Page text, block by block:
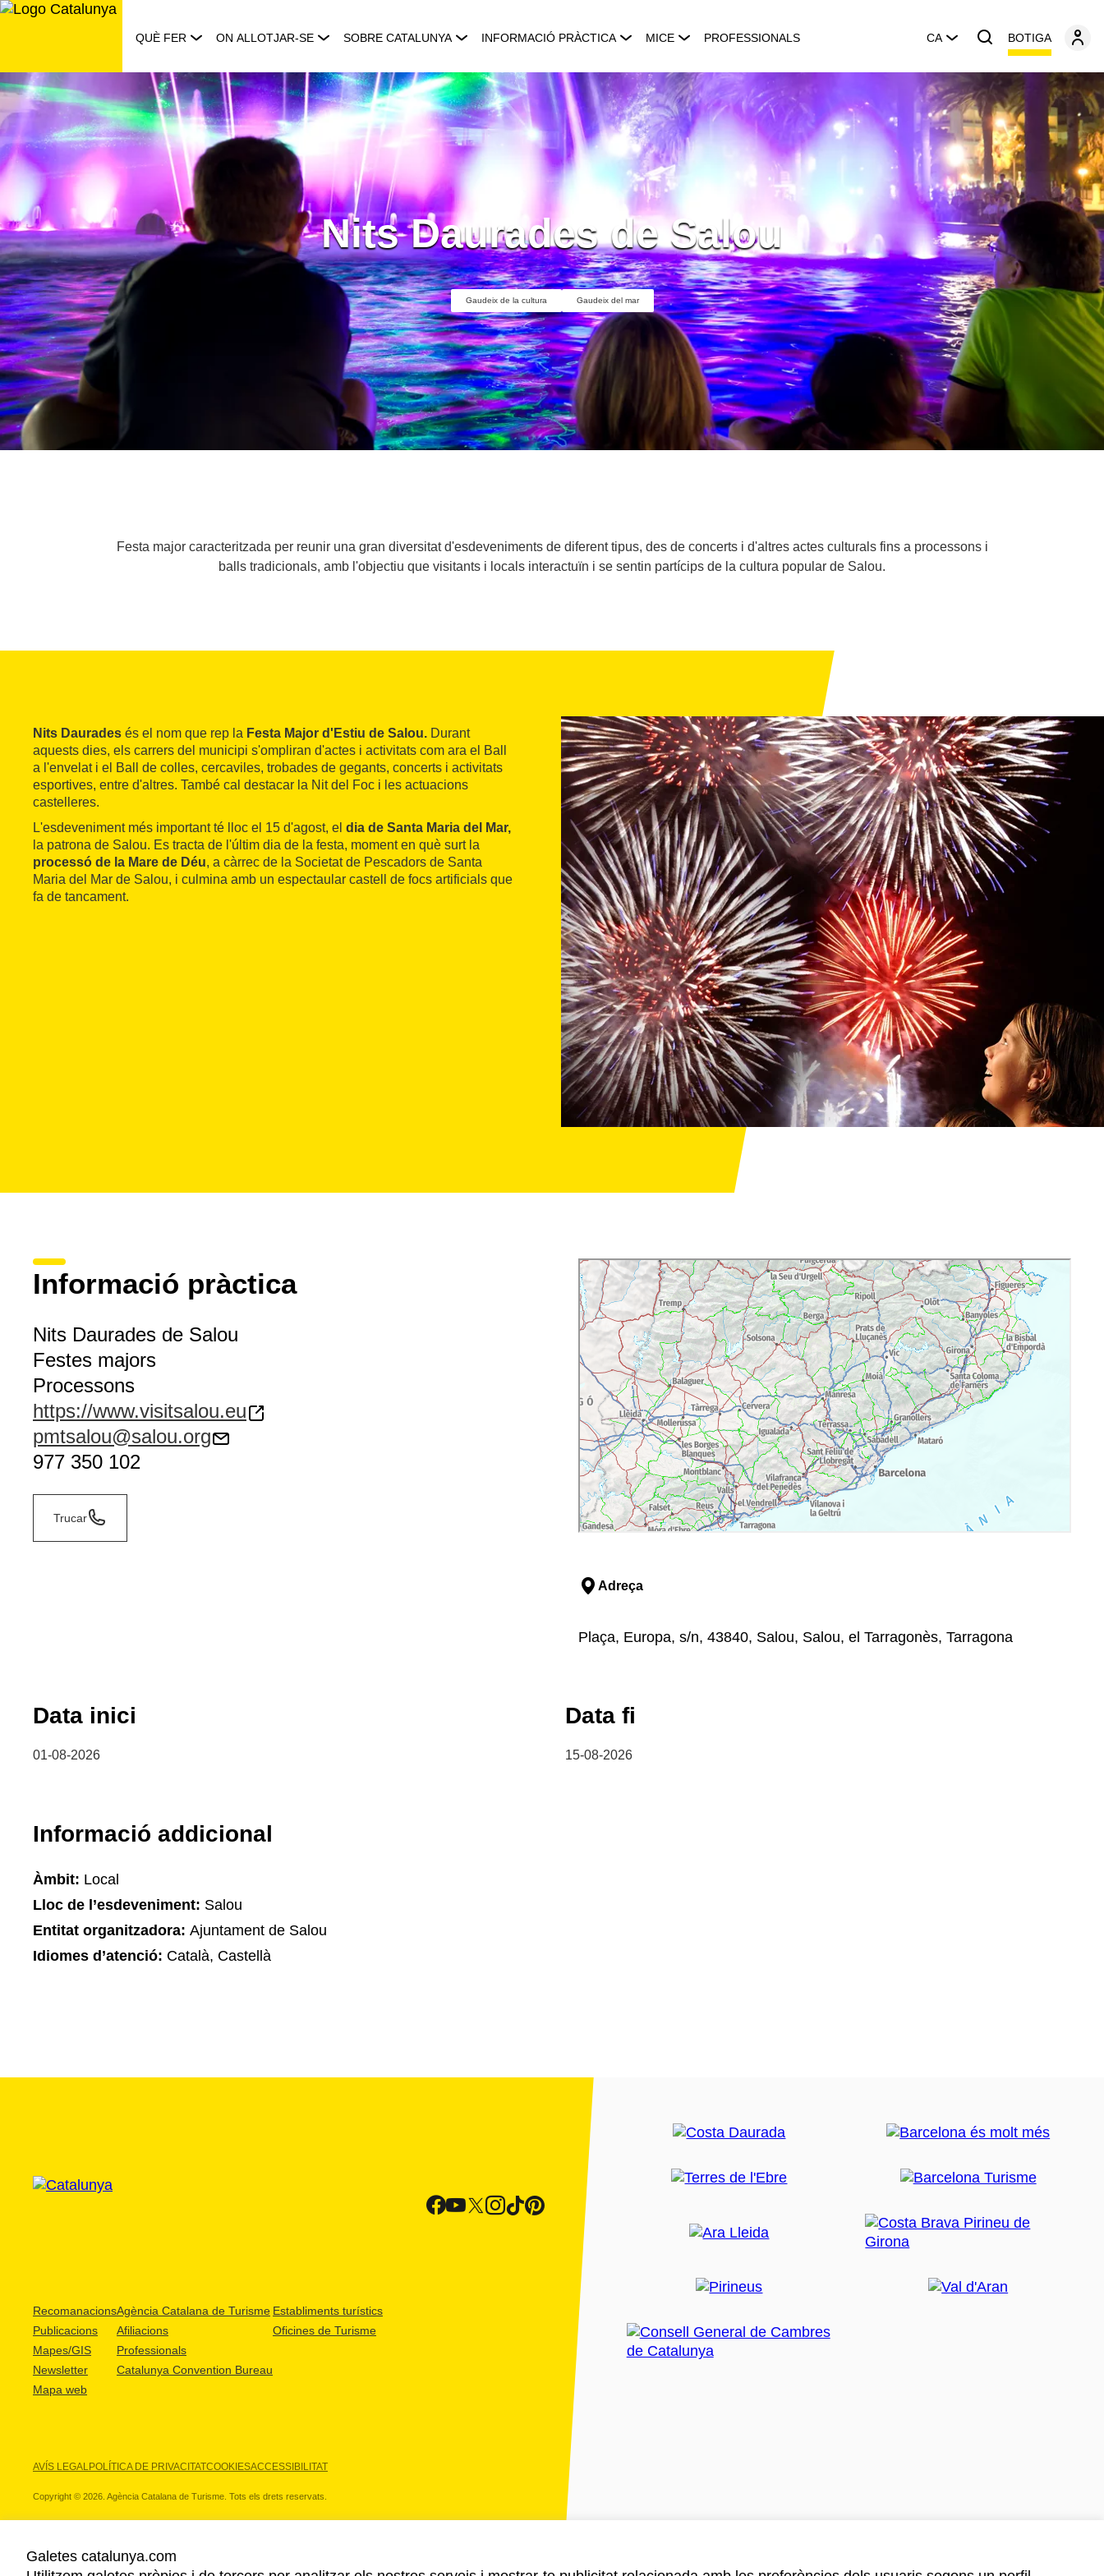
Saltar
QUÈ FER ON ALLOTJAR-SE SOBRE CATALUNYA INFORMACIÓ PRÀCTICA MICE PROFESSIONALS CA BOTIGA
Nits Daurades de Salou
Gaudeix de la cultura Gaudeix del mar
Festa major caracteritzada per reunir una gran diversitat d'esdeveniments de diferent tipus, des de concerts i d'altres actes culturals fins a processons i
balls tradicionals, amb l'objectiu que visitants i locals interactuïn i se sentin partícips de la cultura popular de Salou.
Nits Daurades és el nom que rep la Festa Major d'Estiu de Salou. Durant
aquests dies, els carrers del municipi s'ompliran d'actes i activitats com ara el Ball
a l'envelat i el Ball de colles, cercaviles, trobades de gegants, concerts i activitats
esportives, entre d'altres. També cal destacar la Nit del Foc i les actuacions
castelleres.
L'esdeveniment més important té lloc el 15 d'agost, el dia de Santa Maria del Mar,
la patrona de Salou. Es tracta de l'últim dia de la festa, moment en què surt la
processó de la Mare de Déu, a càrrec de la Societat de Pescadors de Santa
Maria del Mar de Salou, i culmina amb un espectaular castell de focs artificials que
fa de tancament.
Informació pràctica
Nits Daurades de Salou
Festes majors
Processons
https://www.visitsalou.eu
pmtsalou@salou.org
977 350 102
Trucar
Adreça
Plaça, Europa, s/n, 43840, Salou, Salou, el Tarragonès, Tarragona
Data inici
01-08-2026
Data fi
15-08-2026
Informació addicional
Àmbit: Local
Lloc de l’esdeveniment: Salou
Entitat organitzadora: Ajuntament de Salou
Idiomes d’atenció: Català, Castellà
Recomanacions
Publicacions
Mapes/GIS
Newsletter
Mapa web
Agència Catalana de Turisme
Afiliacions
Professionals
Catalunya Convention Bureau
Establiments turístics
Oficines de Turisme
AVÍS LEGALPOLÍTICA DE PRIVACITATCOOKIESACCESSIBILITAT
Copyright © 2026. Agència Catalana de Turisme. Tots els drets reservats.
Galetes catalunya.com